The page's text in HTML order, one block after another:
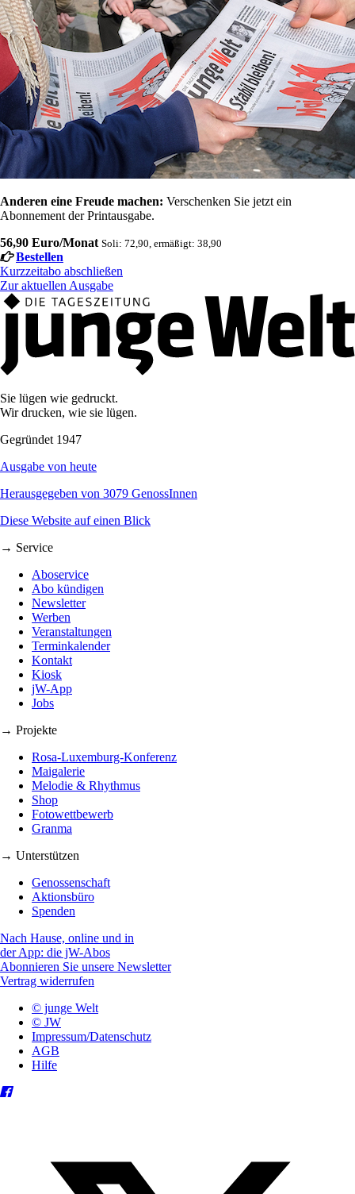
Anderen eine Freude machen: Verschenken Sie jetzt ein
Abonnement der Printausgabe.
56,90 Euro/Monat Soli: 72,90, ermäßigt: 38,90
Bestellen
Kurzzeitabo abschließen
Zur aktuellen Ausgabe
Sie lügen wie gedruckt.
Wir drucken, wie sie lügen.
Gegründet 1947
Ausgabe von heute
Herausgegeben von 3079 GenossInnen
Diese Website auf einen Blick
→ Service
Aboservice
Abo kündigen
Newsletter
Werben
Veranstaltungen
Terminkalender
Kontakt
Kiosk
jW-App
Jobs
→ Projekte
Rosa-Luxemburg-Konferenz
Maigalerie
Melodie & Rhythmus
Shop
Fotowettbewerb
Granma
→ Unterstützen
Genossenschaft
Aktionsbüro
Spenden
Nach Hause, online und in
der App: die jW-Abos
Abonnieren Sie unsere Newsletter
Vertrag widerrufen
© junge Welt
© JW
Impressum/Datenschutz
AGB
Hilfe